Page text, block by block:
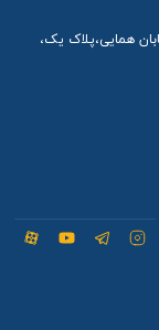
همایی،پلاک یک،